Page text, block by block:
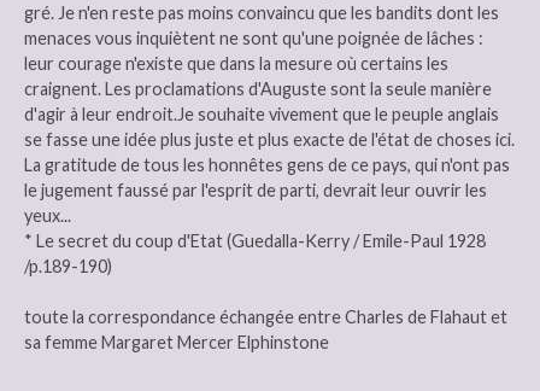
gré. Je n'en reste pas moins convaincu que les bandits dont les
menaces vous inquiètent ne sont qu'une poignée de lâches :
leur courage n'existe que dans la mesure où certains les
craignent. Les proclamations d'Auguste sont la seule manière
d'agir à leur endroit.Je souhaite vivement que le peuple anglais
se fasse une idée plus juste et plus exacte de l'état de choses ici.
La gratitude de tous les honnêtes gens de ce pays, qui n'ont pas
le jugement faussé par l'esprit de parti, devrait leur ouvrir les
yeux...
* Le secret du coup d'Etat (Guedalla-Kerry / Emile-Paul 1928
/p.189-190)
toute la correspondance échangée entre Charles de Flahaut et
sa femme Margaret Mercer Elphinstone